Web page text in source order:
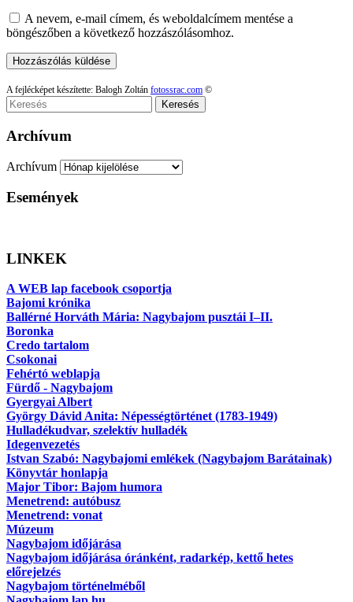
A nevem, e-mail címem, és weboldalcímem mentése a
böngészőben a következő hozzászólásomhoz.
A fejlécképet készítette: Balogh Zoltán fotossrac.com ©
Keresés
Archívum
Archívum
Események
LINKEK
A WEB lap facebook csoportja
Bajomi krónika
Ballérné Horváth Mária: Nagybajom pusztái I–II.
Boronka
Credo tartalom
Csokonai
Fehértó weblapja
Fürdő - Nagybajom
Gyergyai Albert
György Dávid Anita: Népességtörténet (1783-1949)
Hulladékudvar, szelektív hulladék
Idegenvezetés
Istvan Szabó: Nagybajomi emlékek (Nagybajom Barátainak)
Könyvtár honlapja
Major Tibor: Bajom humora
Menetrend: autóbusz
Menetrend: vonat
Múzeum
Nagybajom időjárása
Nagybajom időjárása óránként, radarkép, kettő hetes
előrejelzés
Nagybajom történelméből